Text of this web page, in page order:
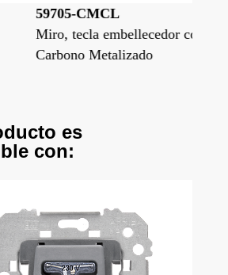
con difusor,
es
con: